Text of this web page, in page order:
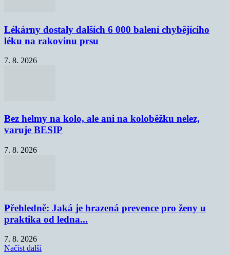
Lékárny dostaly dalších 6 000 balení chybějícího
léku na rakovinu prsu
7. 8. 2026
Bez helmy na kolo, ale ani na koloběžku nelez,
varuje BESIP
7. 8. 2026
Přehledně: Jaká je hrazená prevence pro ženy u
praktika od ledna...
7. 8. 2026
Načíst další